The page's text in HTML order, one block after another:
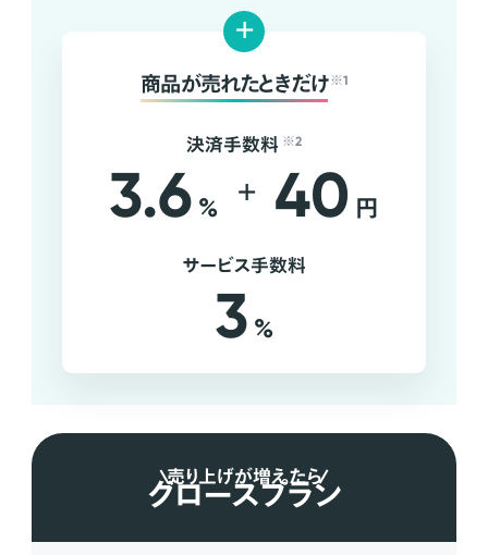
+
商品が売れたときだけ ※1
決済手数料 ※2
3.6 % + 40 円
サービス手数料
3 %
売り上げが増えたら
グロースプラン